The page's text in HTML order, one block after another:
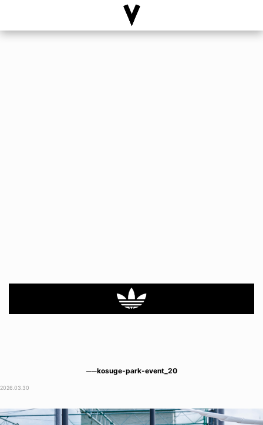
──kosuge-park-event_20
2026.03.30